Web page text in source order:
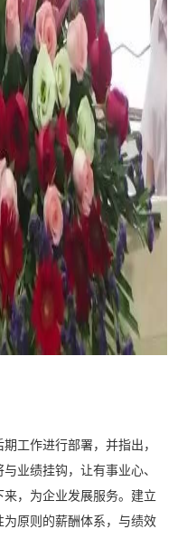
工作进行部署，并指出，
业绩挂钩，让有事业心、
，为企业发展服务。建立
原则的薪酬体系，与绩效